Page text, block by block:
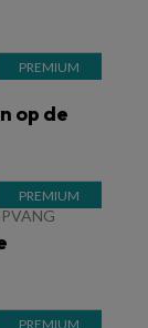
op de